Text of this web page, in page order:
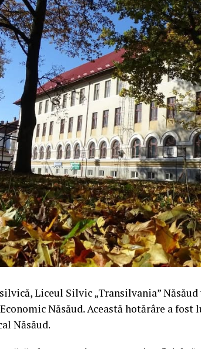
Liceul Silvic „Transilvania”
Năsăud. Această hotărâre a fost
Năsăud.